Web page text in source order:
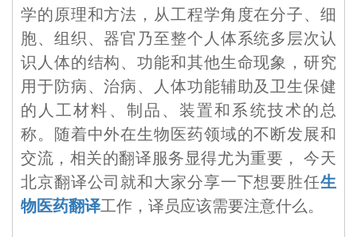
学的原理和方法，从工程学角度在分子、细
胞、组织、器官乃至整个人体系统多层次认
识人体的结构、功能和其他生命现象，研究
用于防病、治病、人体功能辅助及卫生保健
的人工材料、制品、装置和系统技术的总
称。随着中外在生物医药领域的不断发展和
交流，相关的翻译服务显得尤为重要， 今天
北京翻译公司就和大家分享一下想要胜任生
物医药翻译工作，译员应该需要注意什么。